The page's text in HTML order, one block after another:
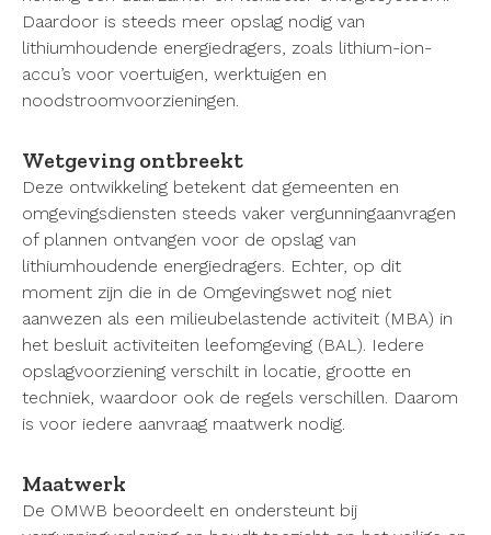
Daardoor is steeds meer opslag nodig van
lithiumhoudende energiedragers, zoals lithium-ion-
accu’s voor voertuigen, werktuigen en
noodstroomvoorzieningen.
Wetgeving ontbreekt
Deze ontwikkeling betekent dat gemeenten en
omgevingsdiensten steeds vaker vergunningaanvragen
of plannen ontvangen voor de opslag van
lithiumhoudende energiedragers. Echter, op dit
moment zijn die in de Omgevingswet nog niet
aanwezen als een milieubelastende activiteit (MBA) in
het besluit activiteiten leefomgeving (BAL). Iedere
opslagvoorziening verschilt in locatie, grootte en
techniek, waardoor ook de regels verschillen. Daarom
is voor iedere aanvraag maatwerk nodig.
Maatwerk
De OMWB beoordeelt en ondersteunt bij